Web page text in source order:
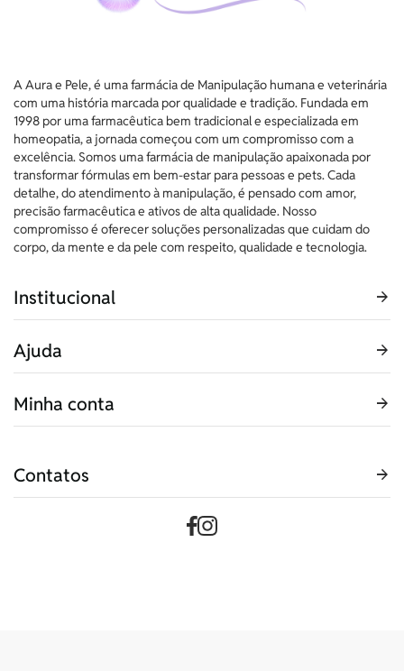
A Aura e Pele, é uma farmácia de Manipulação humana e veterinária
com uma história marcada por qualidade e tradição. Fundada em
1998 por uma farmacêutica bem tradicional e especializada em
homeopatia, a jornada começou com um compromisso com a
excelência. Somos uma farmácia de manipulação apaixonada por
transformar fórmulas em bem-estar para pessoas e pets. Cada
detalhe, do atendimento à manipulação, é pensado com amor,
precisão farmacêutica e ativos de alta qualidade. Nosso
compromisso é oferecer soluções personalizadas que cuidam do
corpo, da mente e da pele com respeito, qualidade e tecnologia.
Institucional
Ajuda
Minha conta
Contatos